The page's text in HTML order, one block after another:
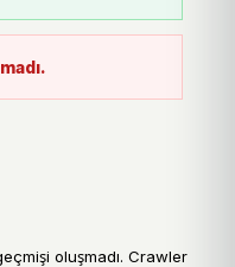
oluşmadı. Crawler